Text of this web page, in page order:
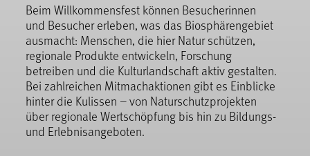
Beim Willkommensfest können Besucherinnen
und Besucher erleben, was das Biosphärengebiet
ausmacht: Menschen, die hier Natur schützen,
regionale Produkte entwickeln, Forschung
betreiben und die Kulturlandschaft aktiv gestalten.
Bei zahlreichen Mitmachaktionen gibt es Einblicke
hinter die Kulissen – von Naturschutzprojekten
über regionale Wertschöpfung bis hin zu Bildungs-
und Erlebnisangeboten.